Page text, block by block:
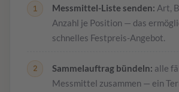
Messmittel-Liste senden: Art,
Anzahl je Position — das
schnelles Festpreis-Angebot.
Sammelauftrag bündeln: alle
Messmittel zusammen — ein